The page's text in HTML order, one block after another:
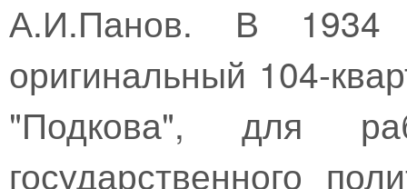
А.И.Панов. В 1934
оригинальный 104-
"Подкова", для
государственного